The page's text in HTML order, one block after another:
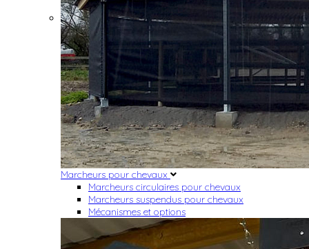
Marcheurs pour chevaux
Marcheurs circulaires pour chevaux
Marcheurs suspendus pour chevaux
Mécanismes et options